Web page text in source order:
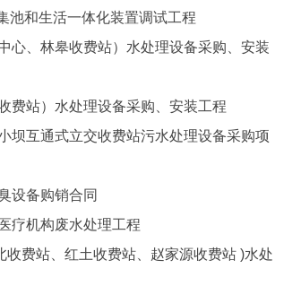
池和生活一体化装置调试工程
心、林皋收费站）水处理设备采购、安装
费站）水处理设备采购、安装工程
坝互通式立交收费站污水处理设备采购项
设备购销合同
疗机构废水处理工程
费站、红土收费站、赵家源收费站 )水处